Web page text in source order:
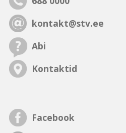
kontakt@stv.ee
Abi
Kontaktid
Facebook